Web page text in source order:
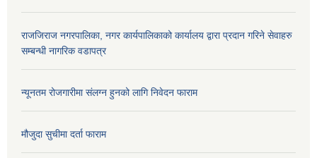
राजजिराज नगरपालिका, नगर कार्यपालिकाको कार्यालय द्वारा प्रदान गरिने सेवाहरु
सम्बन्धी नागरिक वडापत्र
न्यूनतम रोजगारीमा संलग्न हुनको लागि निवेदन फाराम
मौजुदा सुचीमा दर्ता फाराम